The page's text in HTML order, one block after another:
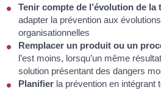
Tenir compte de l’évolution de la
adapter la prévention aux
organisationnelles
Remplacer un produit ou un
l’est moins, lorsqu’un même
solution présentant des dangers
Planifier la prévention en intégrant